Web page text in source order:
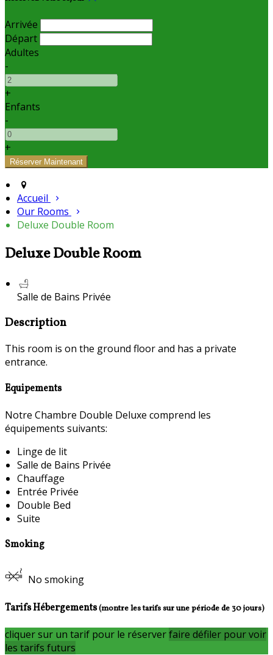
Arrivée
Départ
Adultes
-
+
Enfants
-
+
Accueil
Our Rooms
Deluxe Double Room
Deluxe Double Room
Salle de Bains Privée
Description
This room is on the ground floor and has a private
entrance.
Equipements
Notre Chambre Double Deluxe comprend les
équipements suivants:
Linge de lit
Salle de Bains Privée
Chauffage
Entrée Privée
Double Bed
Suite
Smoking
No smoking
Tarifs Hébergements(montre les tarifs sur une période de 30 jours)
cliquer sur un tarif pour le réserverfaire défiler pour voir
les tarifs futurs